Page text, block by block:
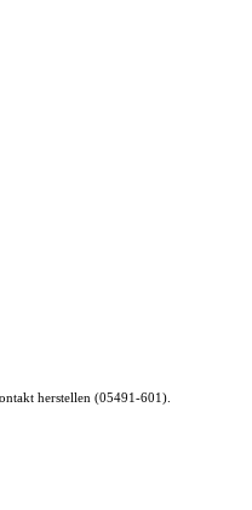
herstellen (05491-601).